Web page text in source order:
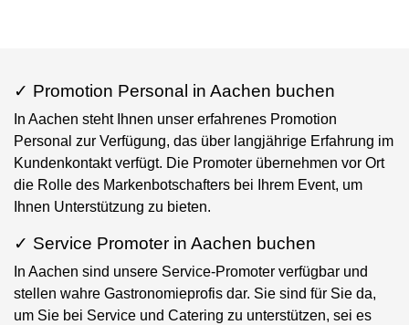
✓ Promotion Personal in Aachen buchen
In Aachen steht Ihnen unser erfahrenes Promotion
Personal zur Verfügung, das über langjährige Erfahrung im
Kundenkontakt verfügt. Die Promoter übernehmen vor Ort
die Rolle des Markenbotschafters bei Ihrem Event, um
Ihnen Unterstützung zu bieten.
✓ Service Promoter in Aachen buchen
In Aachen sind unsere Service-Promoter verfügbar und
stellen wahre Gastronomieprofis dar. Sie sind für Sie da,
um Sie bei Service und Catering zu unterstützen, sei es